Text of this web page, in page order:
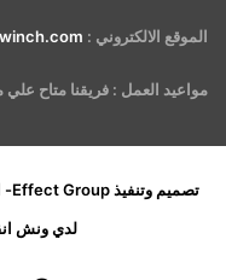
الموقع الالكتروني :
مواعيد العمل : فريقنا متاح علي مدار 24 ساعة جميع ايام
تصميم وتنفيذEffect Group- افكت جروب
لديونش